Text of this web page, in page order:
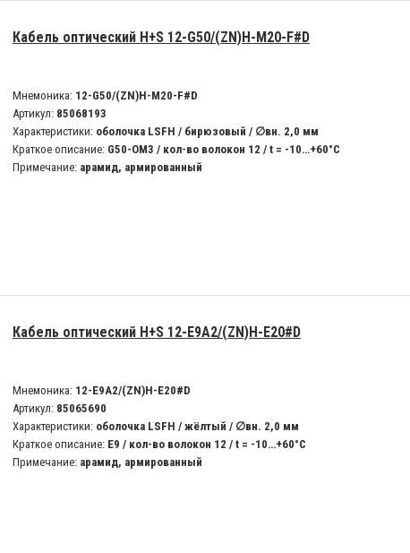
Кабель оптический H+S 12-G50/(ZN)H-M20-F#D
Мнемоника: 12-G50/(ZN)H-M20-F#D
Артикул: 85068193
Характеристики: оболочка LSFH / бирюзовый / ∅вн. 2,0 мм
Краткое описание: G50-OM3 / кол-во волокон 12 / t = -10…+60°C
Примечание: арамид, армированный
Кабель оптический H+S 12-E9A2/(ZN)H-E20#D
Мнемоника: 12-E9A2/(ZN)H-E20#D
Артикул: 85065690
Характеристики: оболочка LSFH / жёлтый / ∅вн. 2,0 мм
Краткое описание: E9 / кол-во волокон 12 / t = -10…+60°C
Примечание: арамид, армированный